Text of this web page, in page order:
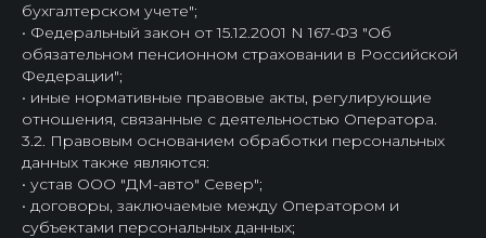
бухгалтерском учете";
• Федеральный закон от 15.12.2001 N 167-ФЗ "Об
обязательном пенсионном страховании в Российской
Федерации";
• иные нормативные правовые акты, регулирующие
отношения, связанные с деятельностью Оператора.
3.2. Правовым основанием обработки персональных
данных также являются:
• устав ООО "ДМ-авто" Север";
• договоры, заключаемые между Оператором и
субъектами персональных данных;